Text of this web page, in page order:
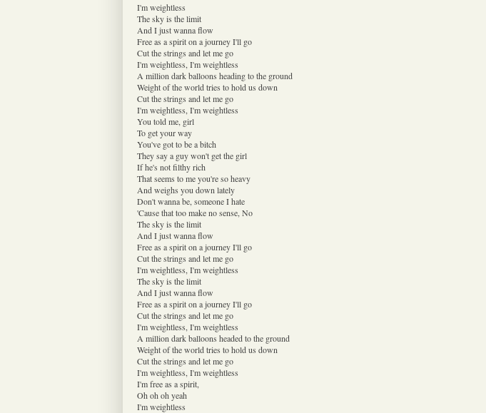
I'm weightless
The sky is the limit
And I just wanna flow
Free as a spirit on a journey I'll go
Cut the strings and let me go
I'm weightless, I'm weightless
A million dark balloons heading to the ground
Weight of the world tries to hold us down
Cut the strings and let me go
I'm weightless, I'm weightless
You told me, girl
To get your way
You've got to be a bitch
They say a guy won't get the girl
If he's not filthy rich
That seems to me you're so heavy
And weighs you down lately
Don't wanna be, someone I hate
'Cause that too make no sense, No
The sky is the limit
And I just wanna flow
Free as a spirit on a journey I'll go
Cut the strings and let me go
I'm weightless, I'm weightless
The sky is the limit
And I just wanna flow
Free as a spirit on a journey I'll go
Cut the strings and let me go
I'm weightless, I'm weightless
A million dark balloons headed to the ground
Weight of the world tries to hold us down
Cut the strings and let me go
I'm weightless, I'm weightless
I'm free as a spirit,
Oh oh oh yeah
I'm weightless